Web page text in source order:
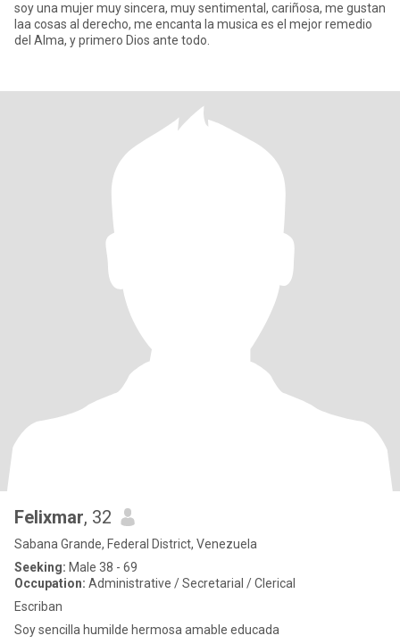
soy una mujer muy sincera, muy sentimental, cariñosa, me gustan
laa cosas al derecho, me encanta la musica es el mejor remedio
del Alma, y primero Dios ante todo.
Felixmar, 32
Sabana Grande, Federal District, Venezuela
Seeking: Male 38 - 69
Occupation: Administrative / Secretarial / Clerical
Escriban
Soy sencilla humilde hermosa amable educada